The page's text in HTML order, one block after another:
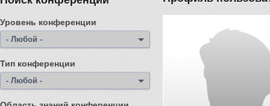
Уровень конференции
- Любой -
Тип конференции
- Любой -